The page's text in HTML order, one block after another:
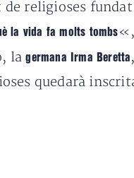
de religioses
la vida fa molts tombs
lagermana Irma Beretta ,
quedarà